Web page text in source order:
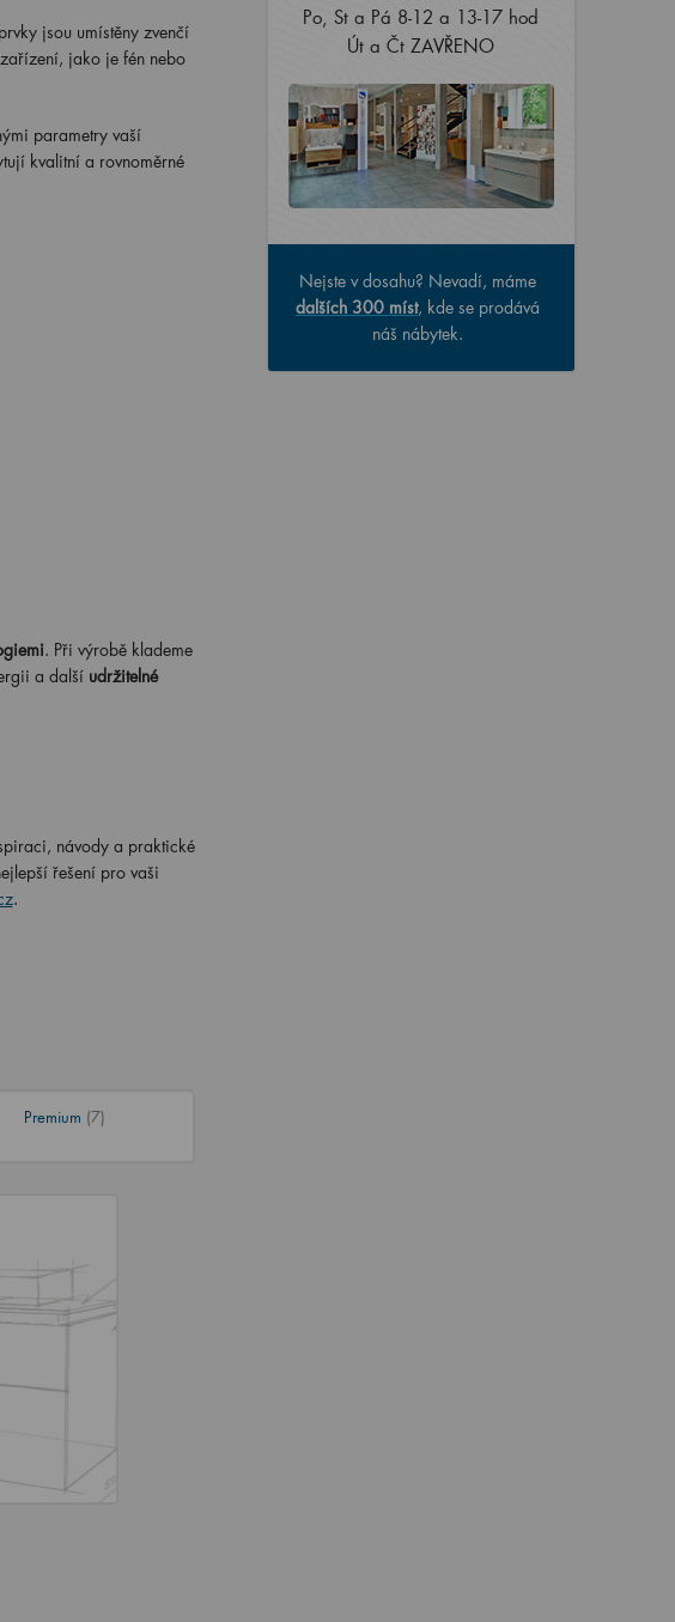
jsou umístěny zvenčí
jako je fén nebo
parametry vaší
kvalitní a rovnoměrné
. Při výrobě klademe
a další udržitelné
návody a praktické
řešení pro vaši
.
Premium (7)
Po, St a Pá 8-12 a 13-17 hod
Út a Čt ZAVŘENO
Nejste v dosahu? Nevadí, máme
dalších 300 míst, kde se prodává
náš nábytek.